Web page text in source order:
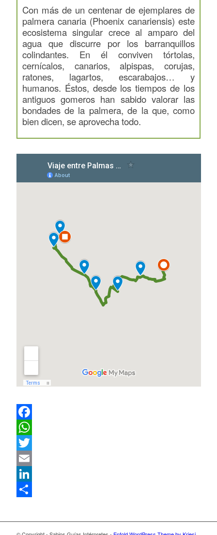
Con más de un centenar de ejemplares de
palmera canaria (Phoenix canariensis) este
ecosistema singular crece al amparo del
agua que discurre por los barranquillos
colindantes. En él conviven tórtolas,
cernícalos, canarios, alpispas, corujas,
ratones, lagartos, escarabajos… y
humanos. Éstos, desde los tiempos de los
antiguos gomeros han sabido valorar las
bondades de la palmera, de la que, como
bien dicen, se aprovecha todo.
Facebook
WhatsApp
Twitter
Email
LinkedIn